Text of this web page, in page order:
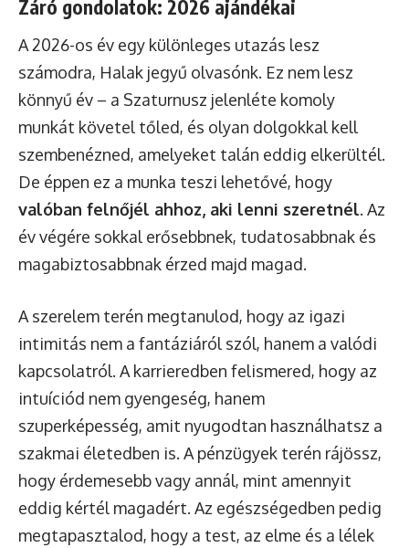
Záró gondolatok: 2026 ajándékai
A 2026-os év egy különleges utazás lesz
számodra, Halak jegyű olvasónk. Ez nem lesz
könnyű év – a Szaturnusz jelenléte komoly
munkát követel tőled, és olyan dolgokkal kell
szembenézned, amelyeket talán eddig elkerültél.
De éppen ez a munka teszi lehetővé, hogy
valóban felnőjél ahhoz, aki lenni szeretnél. Az
év végére sokkal erősebbnek, tudatosabbnak és
magabiztosabbnak érzed majd magad.
A szerelem terén megtanulod, hogy az igazi
intimitás nem a fantáziáról szól, hanem a valódi
kapcsolatról. A karrieredben felismered, hogy az
intuíciód nem gyengeség, hanem
szuperképesség, amit nyugodtan használhatsz a
szakmai életedben is. A pénzügyek terén rájössz,
hogy érdemesebb vagy annál, mint amennyit
eddig kértél magadért. Az egészségedben pedig
megtapasztalod, hogy a test, az elme és a lélek